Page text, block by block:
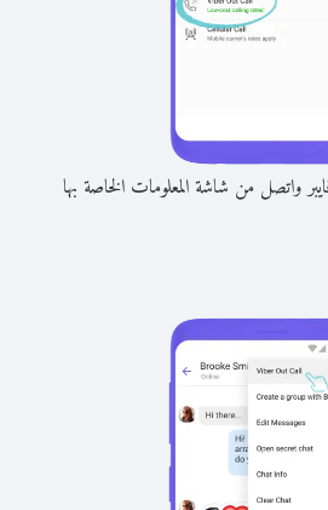
واتصل من شاشة المعلومات الخاصة بها